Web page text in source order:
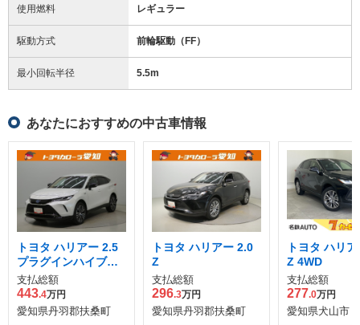
使用燃料 レギュラー
駆動方式 前輪駆動（FF）
最小回転半径 5.5m
あなたにおすすめの中古車情報
トヨタ ハリアー 2.5
プラグインハイブリ
ッド Z E-Four 4WD
支払総額
443.4万円
愛知県丹羽郡扶桑町
トヨタ ハリアー 2.0
Z
支払総額
296.3万円
愛知県丹羽郡扶桑町
トヨタ ハリ
Z 4WD
支払総額
277.0万円
愛知県犬山市